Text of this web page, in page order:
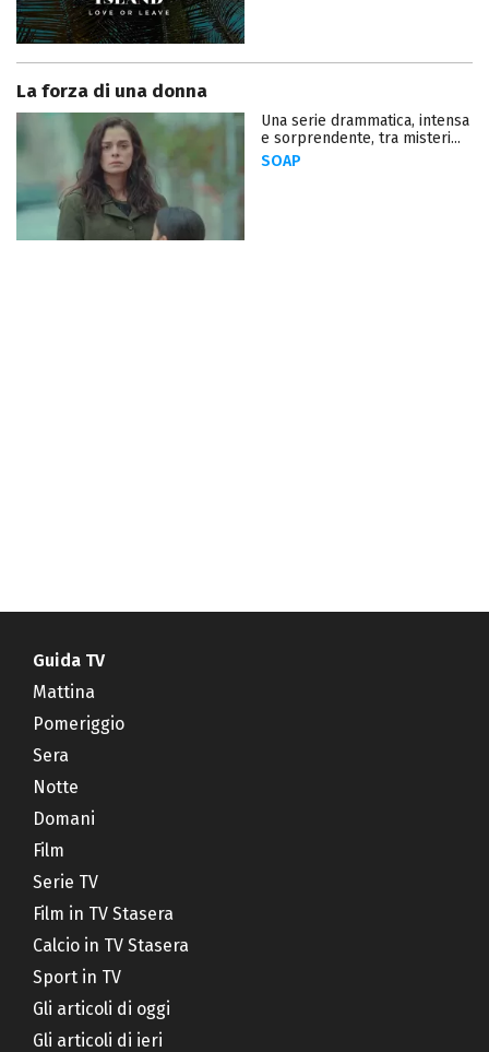
La forza di una donna
Una serie drammatica, intensa
e sorprendente, tra misteri...
SOAP
Guida TV
Mattina
Pomeriggio
Sera
Notte
Domani
Film
Serie TV
Film in TV Stasera
Calcio in TV Stasera
Sport in TV
Gli articoli di oggi
Gli articoli di ieri